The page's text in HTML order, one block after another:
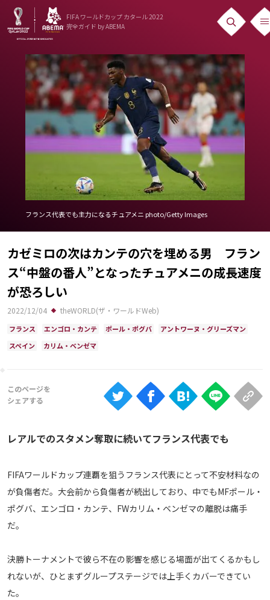
FIFA ワールドカップ カタール 2022
完全ガイド by ABEMA
ニュース
News
出場国
Teams
Team Japan
日程・結果
Schedule
ランキング
Ranking
大会について
About
iOS Apps
Android
メディアアライアンス
フランス代表でも主力になるチュアメニ photo/Getty Images
カゼミロの次はカンテの穴を埋める男 フラン
ス“中盤の番人”となったチュアメニの成長速度
が恐ろしい
2022/12/04 theWORLD(ザ・ワールドWeb)
フランス エンゴロ・カンテ ポール・ポグバ
アントワーヌ・グリーズマン
スペイン
カリム・ベンゼマ
レアルでのスタメン奪取に続いてフランス代表でも
FIFAワールドカップ連覇を狙うフランス代表にとって不安材料なの
が負傷者だ。大会前から負傷者が続出しており、中でもMFポール・
ポグバ、エンゴロ・カンテ、FWカリム・ベンゼマの離脱は痛手
だ。
決勝トーナメントで彼ら不在の影響を感じる場面が出てくるかもし
れないが、ひとまずグループステージでは上手くカバーできてい
た。